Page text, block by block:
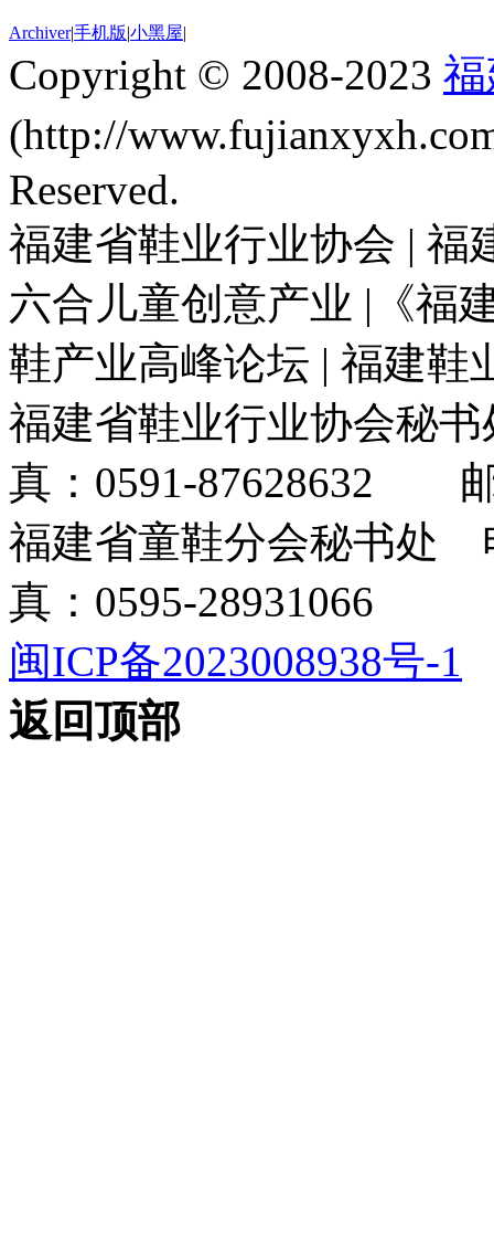
Archiver|手机版|小黑屋|
Copyright © 2008-2023
(http://
Reserved.
福建省鞋业行业协会 | 福
六合儿童创意产业 |《福
鞋产业高峰论坛 | 福建鞋
福建省鞋业行业协会秘
真：0591-87628632 邮
福建省童鞋分会秘书
真：0595-28931066
闽ICP备2023008938号-1
返回顶部